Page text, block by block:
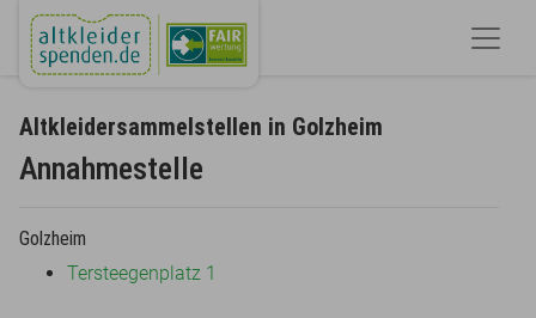
Altkleidersammelstellen in Golzheim
Annahmestelle
Golzheim
Tersteegenplatz 1